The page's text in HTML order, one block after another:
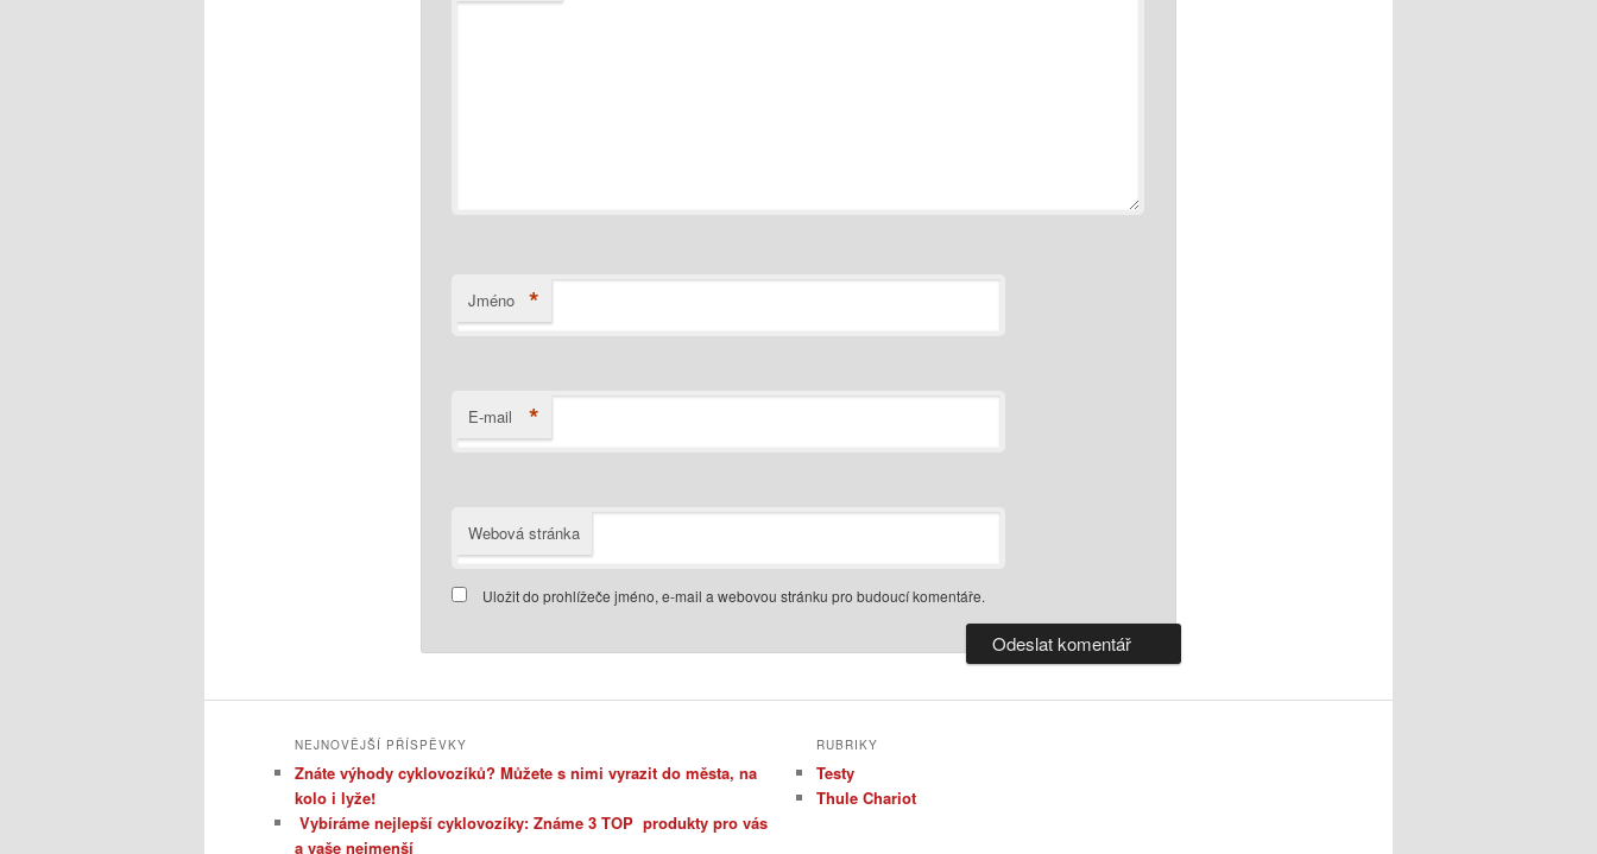
Jméno *
E-mail *
Webová stránka
Uložit do prohlížeče jméno, e-mail a webovou stránku pro budoucí komentáře.
NEJNOVĚJŠÍ PŘÍSPĚVKY
Znáte výhody cyklovozíků? Můžete s nimi vyrazit do města, na
kolo i lyže!
Vybíráme nejlepší cyklovozíky: Známe 3 TOP produkty pro vás
a vaše nejmenší
RUBRIKY
Testy
Thule Chariot